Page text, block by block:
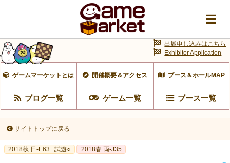
ゲームマーケットとは 開催概要＆アクセス ブース＆ホールMAP
ブログ一覧 ゲーム一覧 ブース一覧
出展申し込みはこちら
Exhibitor Application
サイトトップに戻る
2018秋 日-E63 試遊○ 2018春 両-J35